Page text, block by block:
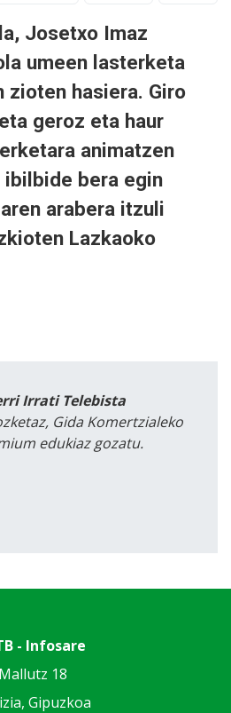
Josetxo Imaz
umeen lasterketa
zioten hasiera. Giro
geroz eta haur
animatzen
ibilbide bera egin
arabera itzuli
Lazkaoko
Irrati Telebista
Gida Komertzialeko
edukiaz gozatu.
- Infosare
Mallutz 18
Gipuzkoa